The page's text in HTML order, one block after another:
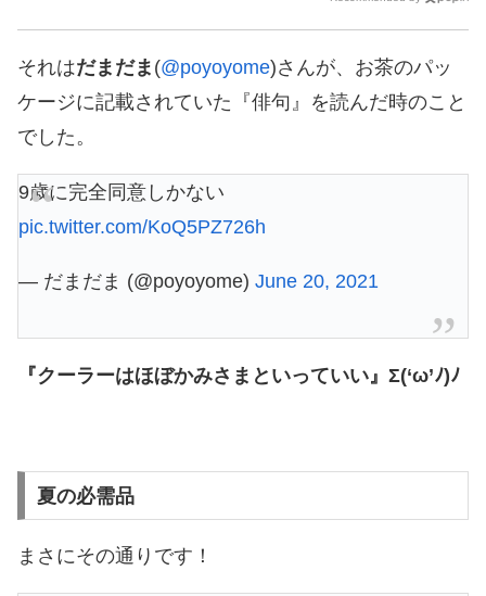
それはだまだま (@poyoyome)さんが、お茶のパッ
ケージに記載されていた『俳句』を読んだ時のこと
でした。
9歳に完全同意しかない
pic.twitter.com/KoQ5PZ726h
— だまだま (@poyoyome) June 20, 2021
『クーラーはほぼかみさまといっていい』Σ(‘ω’ﾉ)ﾉ
夏の必需品
まさにその通りです！